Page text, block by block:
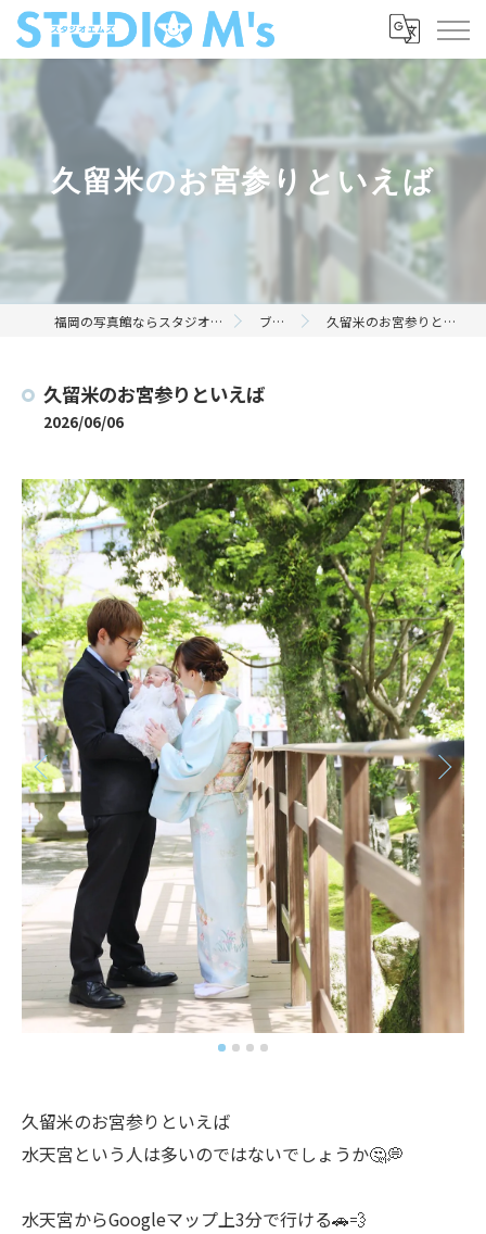
久留米のお宮参りといえば
福岡の写真館ならスタジオエムズ ブログ 久留米のお宮参りといえば
久留米のお宮参りといえば
2026/06/06
久留米のお宮参りといえば
水天宮という人は多いのではないでしょうか🤔💭
水天宮からGoogleマップ上3分で行ける🚗💨